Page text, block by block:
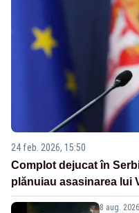
24 feb. 2026, 15:50
Complot dejucat în
plănuiau asasinarea lui
8 aug.